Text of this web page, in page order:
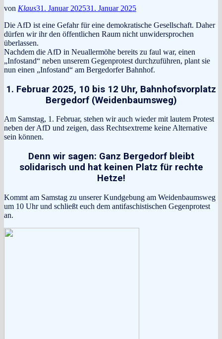
von Klaus31. Januar 202531. Januar 2025
Die AfD ist eine Gefahr für eine demokratische Gesellschaft. Daher
dürfen wir ihr den öffentlichen Raum nicht unwidersprochen
überlassen.
Nachdem die AfD in Neuallermöhe bereits zu faul war, einen
„Infostand“ neben unserem Gegenprotest durchzuführen, plant sie
nun einen „Infostand“ am Bergedorfer Bahnhof.
1. Februar 2025, 10 bis 12 Uhr, Bahnhofsvorplatz
Bergedorf (Weidenbaumsweg)
Am Samstag, 1. Februar, stehen wir auch wieder mit lautem Protest
neben der AfD und zeigen, dass Rechtsextreme keine Alternative
sein können.
Denn wir sagen: Ganz Bergedorf bleibt
solidarisch und hat keinen Platz für rechte
Hetze!
Kommt am Samstag zu unserer Kundgebung am Weidenbaumsweg
um 10 Uhr und schließt euch dem antifaschistischen Gegenprotest
an.